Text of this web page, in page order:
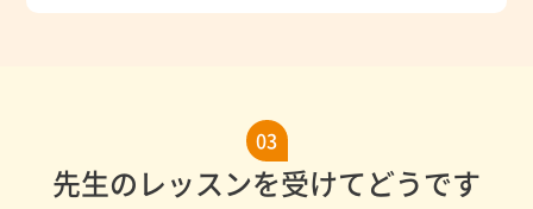
03
先生のレッスンを受けてどうです